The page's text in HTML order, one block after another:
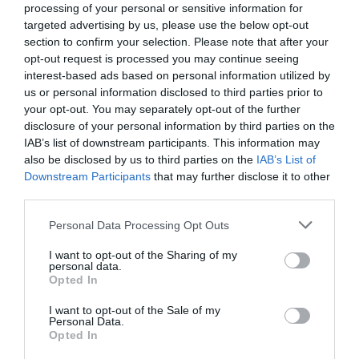
processing of your personal or sensitive information for
targeted advertising by us, please use the below opt-out
section to confirm your selection. Please note that after your
opt-out request is processed you may continue seeing
interest-based ads based on personal information utilized by
us or personal information disclosed to third parties prior to
your opt-out. You may separately opt-out of the further
disclosure of your personal information by third parties on the
IAB’s list of downstream participants. This information may
also be disclosed by us to third parties on the IAB’s List of
Downstream Participants that may further disclose it to other
Please note that this website/app uses one or more Google
not limited to your visit or usage behaviour. You may click to
grant or deny consent to Google and its third-party tags to
use your data for below specified purposes in below Google
consent section.
Personal Data Processing Opt Outs
I want to opt-out of the Sharing of my
personal data.
Opted In
I want to opt-out of the Sale of my
Personal Data.
Opted In
ΡΟΗ ΕΙΔΗΣΕΩΝ
Συνεδρίασε η Επιτροπή Εκτίμησης
Red Code μεγάλο κομμάτι της χώρας
ΙΩΑΝΝΑ ΚΑΡΑ
09.08.2026 | 15:40